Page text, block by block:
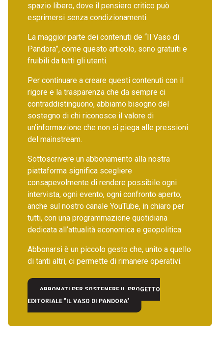
spazio libero, dove il pensiero critico può
esprimersi senza condizionamenti.
La maggior parte dei contenuti de “Il Vaso di
Pandora”, come questo articolo, sono gratuiti e
fruibili da tutti gli utenti.
Per continuare a creare questi contenuti con il
rigore e la trasparenza che da sempre ci
contraddistinguono, abbiamo bisogno del
sostegno di chi riconosce il valore di
un’informazione che non si piega alle pressioni
del mainstream.
Sottoscrivere un abbonamento alla nostra
piattaforma significa scegliere
consapevolmente di rendere possibile ogni
intervista, ogni evento, ogni confronto aperto,
anche sul nostro canale YouTube, in chiaro per
tutti, con una programmazione quotidiana
dedicata all’attualità economica e geopolitica.
Abbonarsi è un piccolo gesto che, unito a quello
di tanti altri, ci permette di rimanere operativi.
ABBONATI PER SOSTENERE IL PROGETTO
EDITORIALE "IL VASO DI PANDORA"